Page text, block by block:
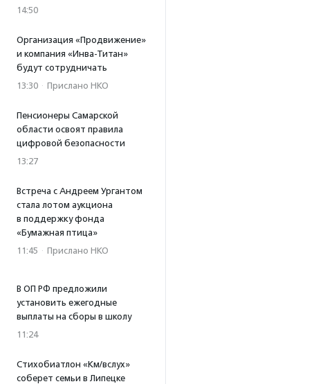
14:50
Организация «Продвижение»
и компания «Инва-Титан»
будут сотрудничать
13:30 · Прислано НКО
Пенсионеры Самарской
области освоят правила
цифровой безопасности
13:27
Встреча с Андреем Ургантом
стала лотом аукциона
в поддержку фонда
«Бумажная птица»
11:45 · Прислано НКО
В ОП РФ предложили
установить ежегодные
выплаты на сборы в школу
11:24
Стихобиатлон «Км/вслух»
соберет семьи в Липецке